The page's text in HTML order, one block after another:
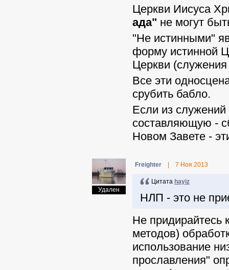
Церкви Иисуса
ада" не могут
"Не истинными"
форму истинной
Церкви
Все эти
срубить бабло.
Если из служений
составляющую -
Новом Завете -
Удален
Freighter 7 Ноя 2013
Цитата hayiz
НЛП - это не
Не придирайтесь
методов)
использование
прославления"